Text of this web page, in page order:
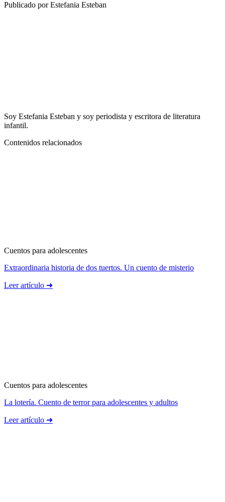
Publicado por Estefania Esteban
Soy Estefania Esteban y soy periodista y escritora de literatura
infantil.
Contenidos relacionados
Cuentos para adolescentes
Extraordinaria historia de dos tuertos. Un cuento de misterio
Leer artículo ➜
Cuentos para adolescentes
La lotería. Cuento de terror para adolescentes y adultos
Leer artículo ➜